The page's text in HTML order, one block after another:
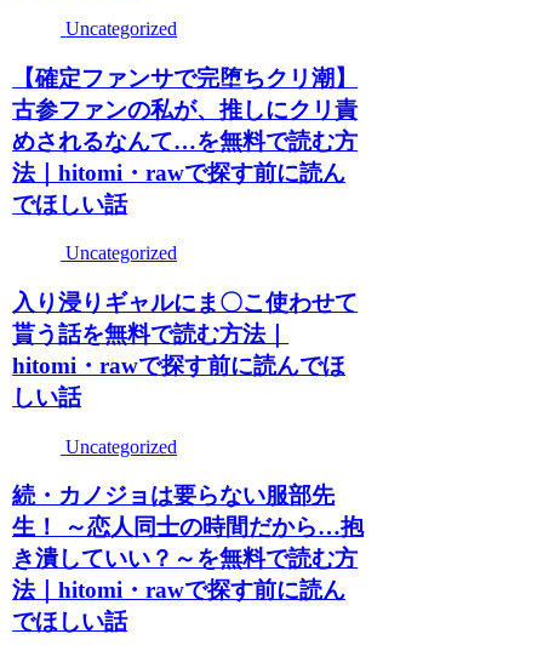
Uncategorized
【確定ファンサで完堕ちクリ潮】
古参ファンの私が、推しにクリ責
めされるなんて…を無料で読む方
法｜hitomi・rawで探す前に読ん
でほしい話
Uncategorized
入り浸りギャルにま〇こ使わせて
貰う話を無料で読む方法｜
hitomi・rawで探す前に読んでほ
しい話
Uncategorized
続・カノジョは要らない服部先
生！ ～恋人同士の時間だから…抱
き潰していい？～を無料で読む方
法｜hitomi・rawで探す前に読ん
でほしい話